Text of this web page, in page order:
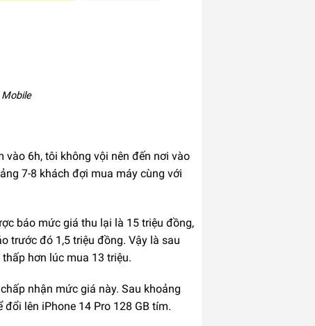
vào 6h, tôi không vội nên đến nơi vào
7-8 khách đợi mua máy cùng với
báo mức giá thu lại là 15 triệu đồng,
trước đó 1,5 triệu đồng. Vậy là sau
hơn lúc mua 13 triệu.
nhận mức giá này. Sau khoảng
lên iPhone 14 Pro 128 GB tím.